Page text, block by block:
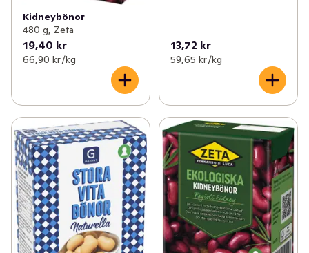
Kidneybönor
480 g, Zeta
19,40 kr
66,90 kr /kg
13,72 kr
59,65 kr /kg